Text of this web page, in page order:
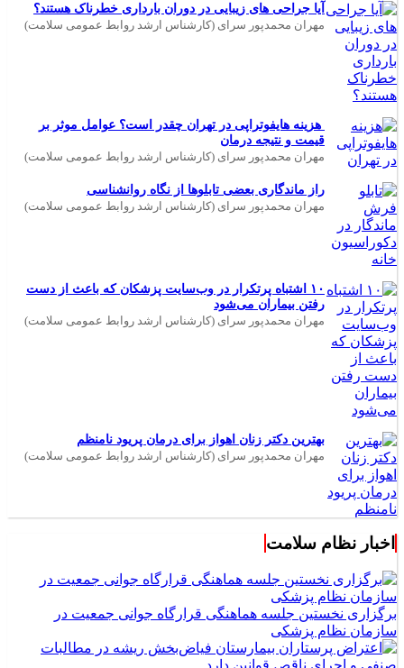
آیا جراحی های زیبایی در دوران بارداری خطرناک هستند؟
مهران محمدپور سرای (کارشناس ارشد روابط عمومی سلامت)
هزینه هایفوتراپی در تهران چقدر است؟ عوامل موثر بر
قیمت و نتیجه درمان
مهران محمدپور سرای (کارشناس ارشد روابط عمومی سلامت)
راز ماندگاری بعضی تابلوها از نگاه روانشناسی
مهران محمدپور سرای (کارشناس ارشد روابط عمومی سلامت)
۱۰ اشتباه پرتکرار در وب‌سایت پزشکان که باعث از دست
رفتن بیماران می‌شود
مهران محمدپور سرای (کارشناس ارشد روابط عمومی سلامت)
بهترین دکتر زنان اهواز برای درمان پریود نامنظم
مهران محمدپور سرای (کارشناس ارشد روابط عمومی سلامت)
اخبار نظام سلامت
برگزاری نخستین جلسه هماهنگی قرارگاه جوانی جمعیت در
سازمان نظام پزشکی